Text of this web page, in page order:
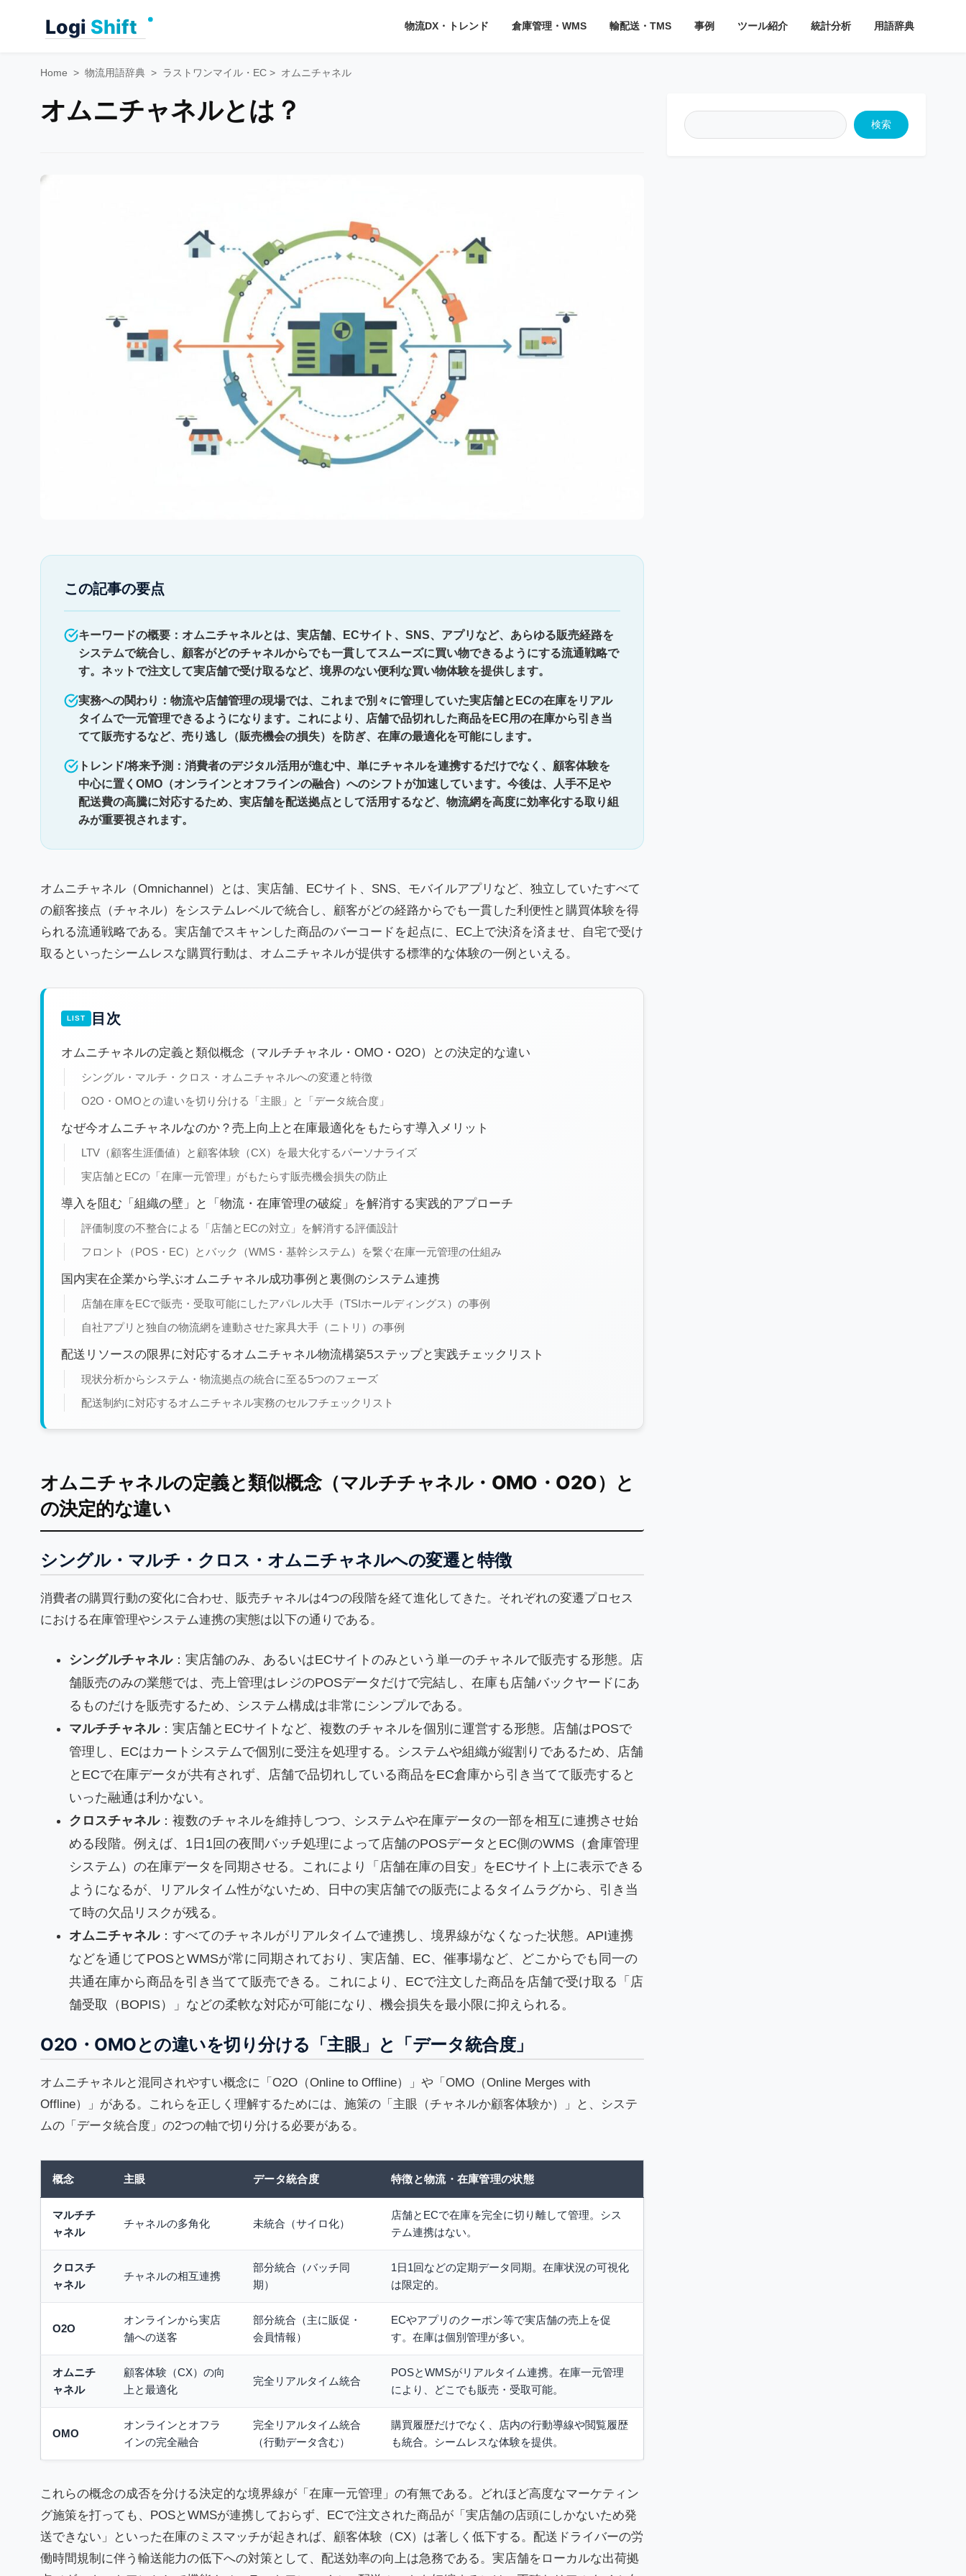
物流DX・トレンド 倉庫管理・WMS 輸配送・TMS 事例 ツール紹介 統計分析 用語辞典
Home > 物流用語辞典 > ラストワンマイル・EC > オムニチャネル
オムニチャネルとは？
この記事の要点
キーワードの概要：オムニチャネルとは、実店舗、ECサイト、SNS、アプリなど、あらゆる販売経路を
システムで統合し、顧客がどのチャネルからでも一貫してスムーズに買い物できるようにする流通戦略で
す。ネットで注文して実店舗で受け取るなど、境界のない便利な買い物体験を提供します。
実務への関わり：物流や店舗管理の現場では、これまで別々に管理していた実店舗とECの在庫をリアル
タイムで一元管理できるようになります。これにより、店舗で品切れした商品をEC用の在庫から引き当
てて販売するなど、売り逃し（販売機会の損失）を防ぎ、在庫の最適化を可能にします。
トレンド/将来予測：消費者のデジタル活用が進む中、単にチャネルを連携するだけでなく、顧客体験を
中心に置くOMO（オンラインとオフラインの融合）へのシフトが加速しています。今後は、人手不足や
配送費の高騰に対応するため、実店舗を配送拠点として活用するなど、物流網を高度に効率化する取り組
みが重要視されます。
オムニチャネル（Omnichannel）とは、実店舗、ECサイト、SNS、モバイルアプリなど、独立していたすべて
の顧客接点（チャネル）をシステムレベルで統合し、顧客がどの経路からでも一貫した利便性と購買体験を得
られる流通戦略である。実店舗でスキャンした商品のバーコードを起点に、EC上で決済を済ませ、自宅で受け
取るといったシームレスな購買行動は、オムニチャネルが提供する標準的な体験の一例といえる。
目次
オムニチャネルの定義と類似概念（マルチチャネル・OMO・O2O）との決定的な違い
シングル・マルチ・クロス・オムニチャネルへの変遷と特徴
O2O・OMOとの違いを切り分ける「主眼」と「データ統合度」
なぜ今オムニチャネルなのか？売上向上と在庫最適化をもたらす導入メリット
LTV（顧客生涯価値）と顧客体験（CX）を最大化するパーソナライズ
実店舗とECの「在庫一元管理」がもたらす販売機会損失の防止
導入を阻む「組織の壁」と「物流・在庫管理の破綻」を解消する実践的アプローチ
評価制度の不整合による「店舗とECの対立」を解消する評価設計
フロント（POS・EC）とバック（WMS・基幹システム）を繋ぐ在庫一元管理の仕組み
国内実在企業から学ぶオムニチャネル成功事例と裏側のシステム連携
店舗在庫をECで販売・受取可能にしたアパレル大手（TSIホールディングス）の事例
自社アプリと独自の物流網を連動させた家具大手（ニトリ）の事例
配送リソースの限界に対応するオムニチャネル物流構築5ステップと実践チェックリスト
現状分析からシステム・物流拠点の統合に至る5つのフェーズ
配送制約に対応するオムニチャネル実務のセルフチェックリスト
オムニチャネルの定義と類似概念（マルチチャネル・OMO・O2O）と
の決定的な違い
シングル・マルチ・クロス・オムニチャネルへの変遷と特徴
消費者の購買行動の変化に合わせ、販売チャネルは4つの段階を経て進化してきた。それぞれの変遷プロセス
における在庫管理やシステム連携の実態は以下の通りである。
シングルチャネル：実店舗のみ、あるいはECサイトのみという単一のチャネルで販売する形態。店
舗販売のみの業態では、売上管理はレジのPOSデータだけで完結し、在庫も店舗バックヤードにあ
るものだけを販売するため、システム構成は非常にシンプルである。
マルチチャネル：実店舗とECサイトなど、複数のチャネルを個別に運営する形態。店舗はPOSで
管理し、ECはカートシステムで個別に受注を処理する。システムや組織が縦割りであるため、店舗
とECで在庫データが共有されず、店舗で品切れしている商品をEC倉庫から引き当てて販売すると
いった融通は利かない。
クロスチャネル：複数のチャネルを維持しつつ、システムや在庫データの一部を相互に連携させ始
める段階。例えば、1日1回の夜間バッチ処理によって店舗のPOSデータとEC側のWMS（倉庫管理
システム）の在庫データを同期させる。これにより「店舗在庫の目安」をECサイト上に表示できる
ようになるが、リアルタイム性がないため、日中の実店舗での販売によるタイムラグから、引き当
て時の欠品リスクが残る。
オムニチャネル：すべてのチャネルがリアルタイムで連携し、境界線がなくなった状態。API連携
などを通じてPOSとWMSが常に同期されており、実店舗、EC、催事場など、どこからでも同一の
共通在庫から商品を引き当てて販売できる。これにより、ECで注文した商品を店舗で受け取る「店
舗受取（BOPIS）」などの柔軟な対応が可能になり、機会損失を最小限に抑えられる。
O2O・OMOとの違いを切り分ける「主眼」と「データ統合度」
オムニチャネルと混同されやすい概念に「O2O（Online to Offline）」や「OMO（Online Merges with
Offline）」がある。これらを正しく理解するためには、施策の「主眼（チャネルか顧客体験か）」と、システ
ムの「データ統合度」の2つの軸で切り分ける必要がある。
概念 主眼 データ統合度 特徴と物流・在庫管理の状態
マルチチ
ャネル
チャネルの多角化 未統合（サイロ化）
店舗とECで在庫を完全に切り離して管理。シス
テム連携はない。
クロスチ
ャネル
チャネルの相互連携
部分統合（バッチ同
期）
1日1回などの定期データ同期。在庫状況の可視化
は限定的。
O2O
オンラインから実店
舗への送客
部分統合（主に販促・
会員情報）
ECやアプリのクーポン等で実店舗の売上を促
す。在庫は個別管理が多い。
オムニチ
ャネル
顧客体験（CX）の向
上と最適化
完全リアルタイム統合
POSとWMSがリアルタイム連携。在庫一元管理
により、どこでも販売・受取可能。
OMO
オンラインとオフラ
インの完全融合
完全リアルタイム統合
（行動データ含む）
購買履歴だけでなく、店内の行動導線や閲覧履歴
も統合。シームレスな体験を提供。
これらの概念の成否を分ける決定的な境界線が「在庫一元管理」の有無である。どれほど高度なマーケティン
グ施策を打っても、POSとWMSが連携しておらず、ECで注文された商品が「実店舗の店頭にしかないため発
送できない」といった在庫のミスマッチが起きれば、顧客体験（CX）は著しく低下する。配送ドライバーの労
働時間規制に伴う輸送能力の低下への対策として、配送効率の向上は急務である。実店舗をローカルな出荷拠
検索